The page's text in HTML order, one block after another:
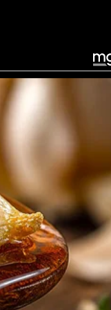
resgatar aquilo
de ficar à
a direita
ficar do
e fazer isso já,
voltar a se
aquele que
cada candidato,